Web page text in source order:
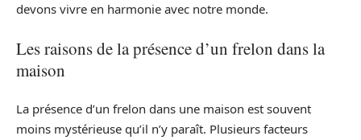
devons vivre en harmonie avec notre monde.
Les raisons de la présence d’un frelon dans la
maison
La présence d’un frelon dans une maison est souvent
moins mystérieuse qu’il n’y paraît. Plusieurs facteurs